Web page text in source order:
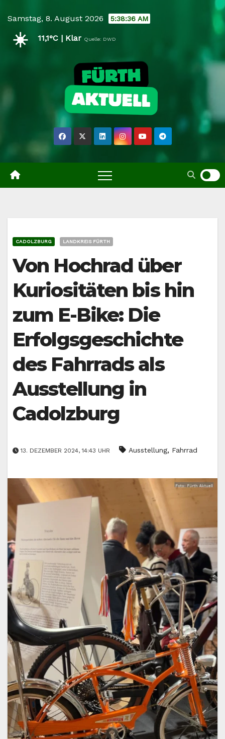
content
Samstag, 8. August 2026 5:38:37 AM
☀️ 11,1°C | Klar Quelle: DWD
CADOLZBURG LANDKREIS FÜRTH
Von Hochrad über
Kuriositäten bis hin
zum E-Bike: Die
Erfolgsgeschichte
des Fahrrads als
Ausstellung in
Cadolzburg
13. DEZEMBER 2024, 14:43 UHR Ausstellung, Fahrrad